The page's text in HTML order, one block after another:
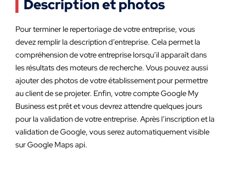
Description et photos
Pour terminer le repertoriage de votre entreprise, vous
devez remplir la description d’entreprise. Cela permet la
compréhension de votre entreprise lorsqu’il apparaît dans
les résultats des moteurs de recherche. Vous pouvez aussi
ajouter des photos de votre établissement pour permettre
au client de se projeter. Enfin, votre compte Google My
Business est prêt et vous devrez attendre quelques jours
pour la validation de votre entreprise. Après l’inscription et la
validation de Google, vous serez automatiquement visible
sur Google Maps api.